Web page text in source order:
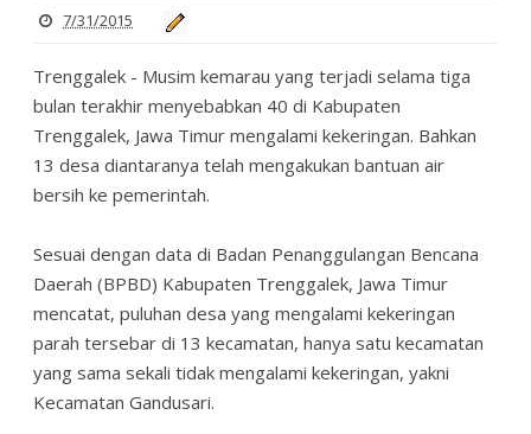
7/31/2015
Trenggalek - Musim kemarau yang terjadi selama tiga
bulan terakhir menyebabkan 40 di Kabupaten
Trenggalek, Jawa Timur mengalami kekeringan. Bahkan
13 desa diantaranya telah mengakukan bantuan air
bersih ke pemerintah.
Sesuai dengan data di Badan Penanggulangan Bencana
Daerah (BPBD) Kabupaten Trenggalek, Jawa Timur
mencatat, puluhan desa yang mengalami kekeringan
parah tersebar di 13 kecamatan, hanya satu kecamatan
yang sama sekali tidak mengalami kekeringan, yakni
Kecamatan Gandusari.